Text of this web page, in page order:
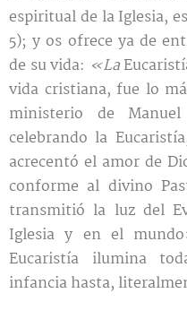
espiritual de la Iglesia,
5); y os ofrece ya de
de su vida: «La
vida cristiana, fue lo
ministerio de
celebrando la
acrecentó el amor de
conforme al divino
transmitió la luz del
Iglesia y en el
Eucaristía ilumina
infancia hasta,